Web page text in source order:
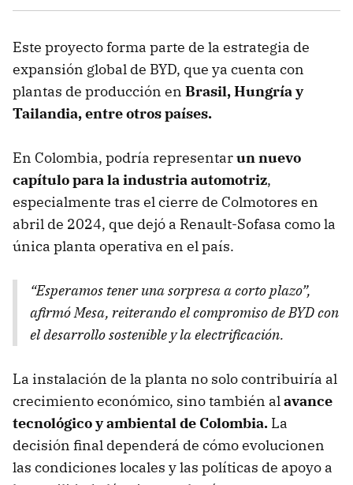
Este proyecto forma parte de la estrategia de
expansión global de BYD, que ya cuenta con
plantas de producción en Brasil, Hungría y
Tailandia, entre otros países.
En Colombia, podría representarun nuevo
capítulo para la industria automotriz,
especialmente tras el cierre de Colmotores en
abril de 2024, que dejó a Renault-Sofasa como la
única planta operativa en el país.
“Esperamos tener una sorpresa a corto plazo”,
afirmó Mesa, reiterando el compromiso de BYD con
el desarrollo sostenible y la electrificación.
La instalación de la planta no solo contribuiría al
crecimiento económico, sino también alavance
tecnológico y ambiental de Colombia. La
decisión final dependerá de cómo evolucionen
las condiciones locales y las políticas de apoyo a